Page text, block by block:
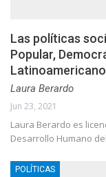
Las políticas
Popular,
Latinoamericano
Laura Berardo
Jun 23, 2021
Laura Berardo es
Desarrollo Humano
POLÍTICAS